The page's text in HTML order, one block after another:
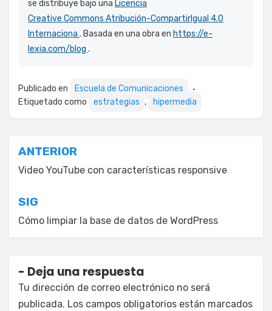
se distribuye bajo una Licencia
Creative Commons Atribución-CompartirIgual 4.0
Internaciona . Basada en una obra en https://e-
lexia.com/blog .
Publicado en
Escuela de Comunicaciones
Etiquetado como
estrategias , hipermedia
Navegación
de
ANTERIOR
Video YouTube con características responsive
SIG
Cómo limpiar la base de datos de WordPress
Deja una respuesta
Tu dirección de correo electrónico no será
publicada. Los campos obligatorios están marcados